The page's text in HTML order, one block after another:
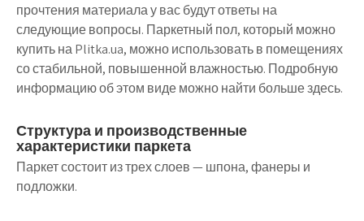
прочтения материала у вас будут ответы на
следующие вопросы. Паркетный пол, который можно
купить на Plitka.ua, можно использовать в помещениях
со стабильной, повышенной влажностью. Подробную
информацию об этом виде можно найти больше здесь.
Структура и производственные
характеристики паркета
Паркет состоит из трех слоев — шпона, фанеры и
подложки.